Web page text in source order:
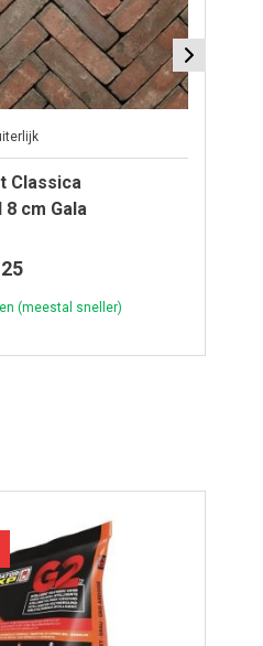
Classica
cm Gala
(meestal sneller)